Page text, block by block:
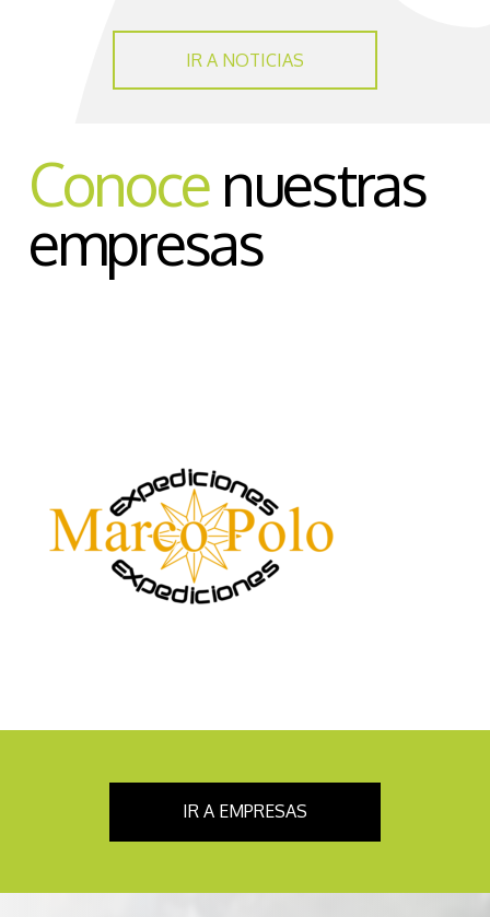
IR A NOTICIAS
Conocenuestras
empresas
IR A EMPRESAS